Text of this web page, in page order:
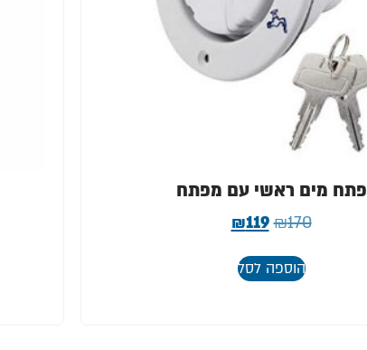
פתח מים ראשי עם מפתח
₪170
₪119
הוספה לסל